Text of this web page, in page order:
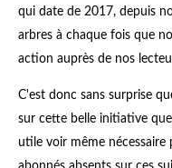
qui date de 2017, depuis
arbres à chaque fois que
action auprès de nos
C'est donc sans surprise
sur cette belle initiative
utile voir même